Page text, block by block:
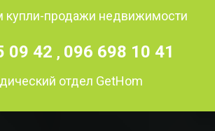
купли-продажи недвижимости
09 42 , 096 698 10 41
отдел GetHom